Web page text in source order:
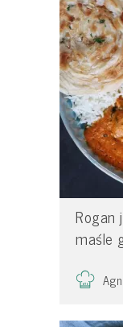
Rogan
maśle